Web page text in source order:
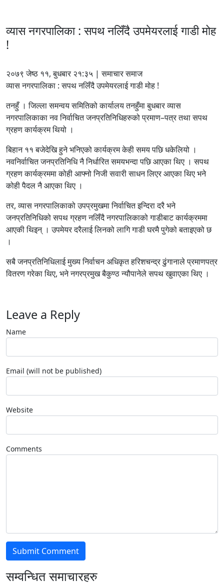
व्यास नगरपालिका : सपथ नलिँदै उपमेयरलाई गाडी मोह
!
२०७९ जेष्ठ ११, बुधबार २१:३५ | समाचार समाज
व्यास नगरपालिका : सपथ नलिँदै उपमेयरलाई गाडी मोह !
तनहुँ । जिल्ला समन्वय समितिको कार्यालय तनहुँमा बुधबार व्यास
नगरपालिकाका नव निर्वाचित जनप्रतिनिधिहरुको प्रमाण–पत्र तथा सपथ
ग्रहण कार्यक्रम थियो ।
बिहान ११ बजेदेखि हुने भनिएको कार्यक्रम केही समय पछि धकेलियो ।
नवनिर्वाचित जनप्रतिनिधि नै निर्धारित समयभन्दा पछि आएका थिए । सपथ
ग्रहण कार्यक्रममा कोही आफ्नो निजी सवारी साधन लिएर आएका थिए भने
कोही पैदल नै आएका थिए ।
तर, व्यास नगरपालिकाको उपप्रमुखमा निर्वाचित इन्दिरा दरै भने
जनप्रतिनिधिको सपथ ग्रहण नलिँदै नगरपालिकाको गाडीबाट कार्यक्रममा
आएकी थिइन् । उपमेयर दरैलाई लिनको लागि गाडी घरमै पुगेको बताइएको छ
।
सबै जनप्रतिनिधिलाई मुख्य निर्वाचन अधिकृत हरिशचन्द्र ढुंगानाले प्रमाणपत्र
वितरण गरेका थिए, भने नगरप्रमुख बैकुण्ठ न्यौपानेले सपथ खुवाएका थिए ।
Leave a Reply
Name
Email (will not be published)
Website
Comments
सम्वन्धित समाचारहरु